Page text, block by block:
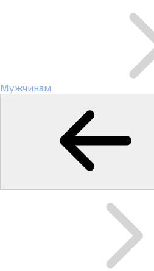
Мужчинам